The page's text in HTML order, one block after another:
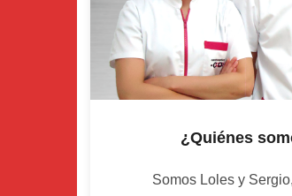
¿Quiénes
Somos Loles y